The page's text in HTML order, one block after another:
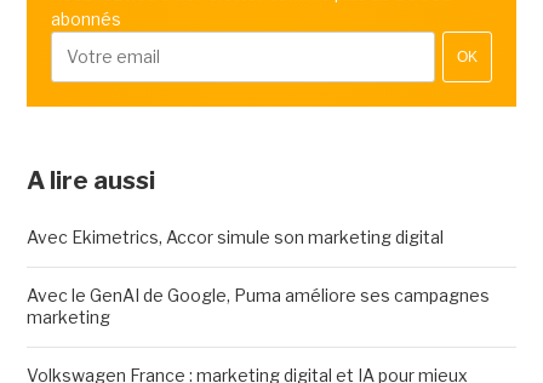
abonnés
OK
A lire aussi
Avec Ekimetrics, Accor simule son marketing digital
Avec le GenAI de Google, Puma améliore ses campagnes
marketing
Volkswagen France : marketing digital et IA pour mieux